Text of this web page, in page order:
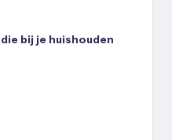
bij je huishouden